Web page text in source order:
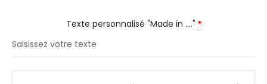
Texte personnalisé "Made in ...." *